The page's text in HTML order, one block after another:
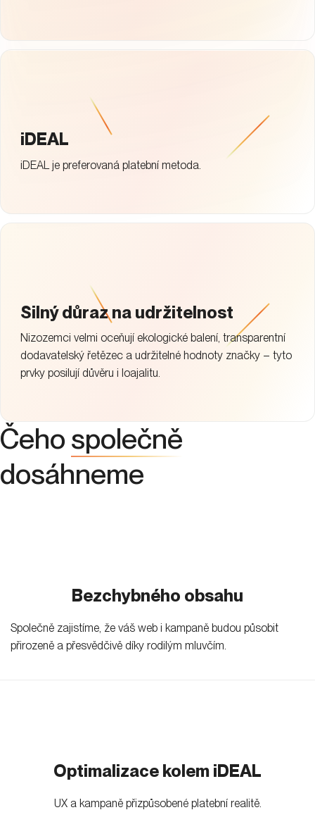
iDEAL
iDEAL je preferovaná platební metoda.
Silný důraz na udržitelnost
Nizozemci velmi oceňují ekologické balení, transparentní
dodavatelský řetězec a udržitelné hodnoty značky – tyto
prvky posilují důvěru i loajalitu.
Čeho společně
dosáhneme
Bezchybného obsahu
Společně zajistíme, že váš web i kampaně budou působit
přirozeně a přesvědčivě díky rodilým mluvčím.
Optimalizace kolem iDEAL
UX a kampaně přizpůsobené platební realitě.